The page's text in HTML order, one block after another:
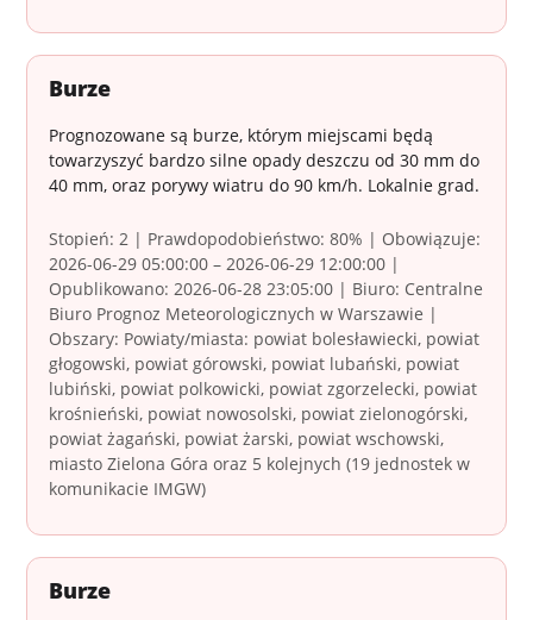
Burze
Prognozowane są burze, którym miejscami będą
towarzyszyć bardzo silne opady deszczu od 30 mm do
40 mm, oraz porywy wiatru do 90 km/h. Lokalnie grad.
Stopień: 2 | Prawdopodobieństwo: 80% | Obowiązuje:
2026-06-29 05:00:00 – 2026-06-29 12:00:00 |
Opublikowano: 2026-06-28 23:05:00 | Biuro: Centralne
Biuro Prognoz Meteorologicznych w Warszawie |
Obszary: Powiaty/miasta: powiat bolesławiecki, powiat
głogowski, powiat górowski, powiat lubański, powiat
lubiński, powiat polkowicki, powiat zgorzelecki, powiat
krośnieński, powiat nowosolski, powiat zielonogórski,
powiat żagański, powiat żarski, powiat wschowski,
miasto Zielona Góra oraz 5 kolejnych (19 jednostek w
komunikacie IMGW)
Burze